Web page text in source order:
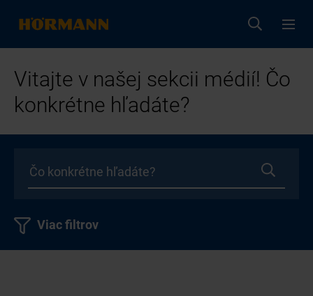
Vitajte v našej sekcii médií! Čo
konkrétne hľadáte?
Viac filtrov